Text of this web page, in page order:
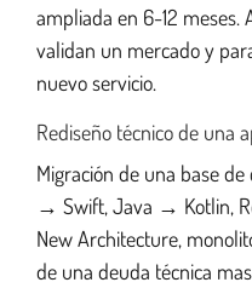
ampliada en 6-12 meses.
validan un mercado y
nuevo servicio.
Rediseño técnico de una
Migración de una base
→ Swift, Java → Kotlin,
New Architecture,
de una deuda técnica